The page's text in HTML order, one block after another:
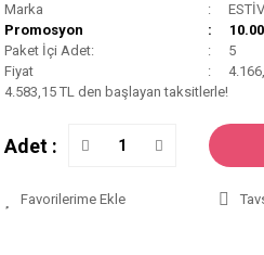
Marka
Promosyon
Paket İçi Adet:
5
Fiyat
4.583,15 TL den başlayan taksitlerle!
Adet :